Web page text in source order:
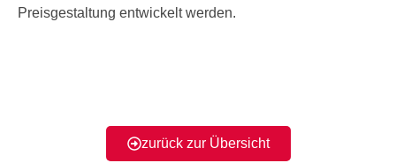
Preisgestaltung entwickelt werden.
zurück zur Übersicht